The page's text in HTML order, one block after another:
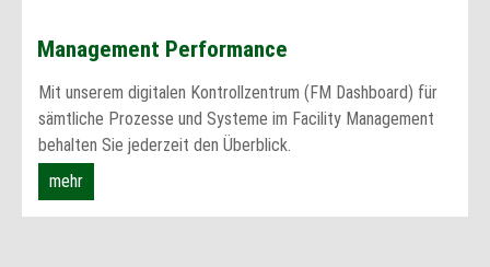
Management Performance
Mit unserem digitalen Kontrollzentrum (FM Dashboard) für
sämtliche Prozesse und Systeme im Facility Management
behalten Sie jederzeit den Überblick.
mehr